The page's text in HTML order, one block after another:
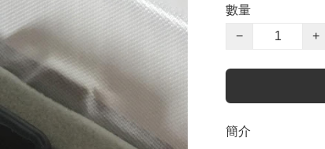
數量
−
+
簡介